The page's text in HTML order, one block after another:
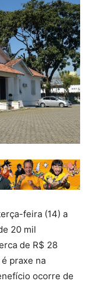
feira (14) a
20 mil
de R$ 28
praxe na
ocorre de